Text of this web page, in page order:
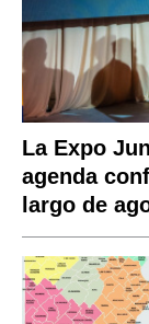
La Expo
agenda
largo de